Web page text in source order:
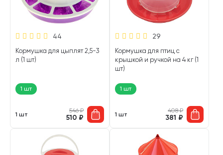
44
Кормушка для цыплят 2,5-3
л (1 шт)
1 шт
1 шт
546₽
510 ₽
29
Кормушка для птиц с
крышкой и ручкой на 4 кг (1
шт)
1 шт
1 шт
408₽
381 ₽